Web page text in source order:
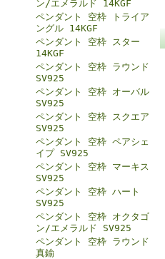
ン/エメラルド 14KGF
ペンダント 空枠 トライア
ングル 14KGF
ペンダント 空枠 スター
14KGF
ペンダント 空枠 ラウンド
SV925
ペンダント 空枠 オーバル
SV925
ペンダント 空枠 スクエア
SV925
ペンダント 空枠 ペアシェ
イプ SV925
ペンダント 空枠 マーキス
SV925
ペンダント 空枠 ハート
SV925
ペンダント 空枠 オクタゴ
ン/エメラルド SV925
ペンダント 空枠 ラウンド
真鍮